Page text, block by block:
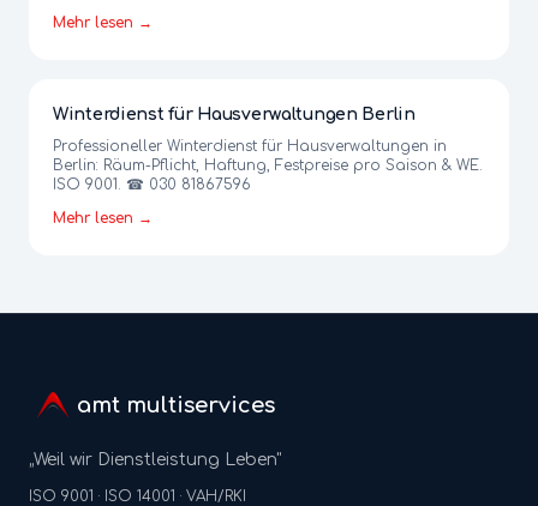
Mehr lesen →
Winterdienst für Hausverwaltungen Berlin
Professioneller Winterdienst für Hausverwaltungen in
Berlin: Räum-Pflicht, Haftung, Festpreise pro Saison & WE.
ISO 9001. ☎ 030 81867596
Mehr lesen →
amt multiservices
„Weil wir Dienstleistung Leben"
ISO 9001 · ISO 14001 · VAH/RKI